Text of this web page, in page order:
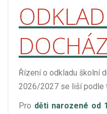
Řízení o odkladu školní
2026/2027 se liší podle
Pro děti narozené od